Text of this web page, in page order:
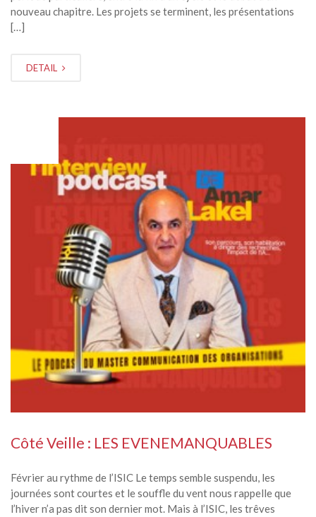
nouveau chapitre. Les projets se terminent, les présentations
[…]
DETAIL
Côté Veille : LES EVENEMANQUABLES
Février au rythme de l’ISIC Le temps semble suspendu, les
journées sont courtes et le souffle du vent nous rappelle que
l’hiver n’a pas dit son dernier mot. Mais à l’ISIC, les trêves